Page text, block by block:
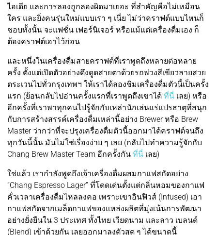
ไอเดีย และการลองถูกลองผิดมาเยอะ ที่สำคัญคือไม่เหมือน
ใคร และยิ่งคนรุ่นใหม่แบบเรา ๆ เนี่ย ไม่ว่าคราฟต์แบบไหนก็
ชอบทั้งนั้น จะแฟชั่น เฟอร์นิเจอร์ หรือแม้แต่เครื่องดื่มเอง ก็
ต้องคราฟต์เอาไว้ก่อน
และหนึ่งในเครื่องดื่มสายคราฟต์ที่เราพูดถึงหลายต่อหลาย
ครั้ง ตั้งแต่เปิดตัวอย่างดึงดูดสายตาด้วยรถพ่วงสีเขียวลายสวย
ตระเวนไปทั่วกรุงเทพฯ ให้เราได้ลองชิมเครื่องดื่มตัวนี้เป็นครั้ง
แรก (ย้อนกลับไปอ่านครั้งแรกที่เราพูดถึงเขาได้ ที่นี่ เลย) หรือ
อีกครั้งที่เราพาทุกคนไปรู้จักกับเหล่านักเล่นแร่แปรธาตุที่สนุก
กับการสร้างสรรค์เครื่องดื่มเหล่านี้อย่าง Brewer หรือ Brew
Master ว่ากว่าที่จะปรุงเครื่องดื่มตัวนี้ออกมาได้คราฟต์จนถึง
ทุกวันนี้นั้น มันไม่ใช่เรื่องง่าย ๆ เลย (กลับไปทำความรู้จักกับ
Chang Brew Master Team อีกครั้งกัน ที่นี่ เลย)
ใช่แล้ว เรากำลังพูดถึงเจ้าเครื่องดื่มผสมกาแฟสกัดอย่าง
“Chang Espresso Lager” ที่โดดเด่นตั้งแต่กลิ่นหอมของกาแฟ
คั่วเวลาเครื่องดื่มไหลลงคอ เพราะเขาอินฟิวส์ (Infused) เอา
กาแฟสกัดจากเมล็ดกาแฟของแหล่งผลิตที่มุ่งเน้นการพัฒนา
อย่างยั่งยืนใน 3 ประเทศ ทั้งไทย เวียดนาม และลาว เบลนด์
(Blend) เข้าด้วยกัน เลยออกมาลงตัวสุด ๆ ได้ขนาดนี้